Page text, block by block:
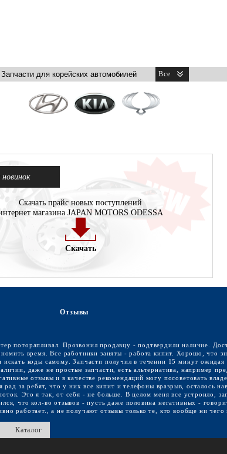
Скачать прайс новых поступлений
магазина JAPAN MOTORS ODESSA
Скачать
Отзывы
поторапливал. Прозвонил продавцу - подтвердили наличие.
время. Все работники заняты - работа кипит. Хорошо, что
коды самому. Запчасти получил в течении 15 минут ожидая
даже не простые запчасти, есть альтернатива, например
отзывы и в качестве рекомендаций могу посоветовать
рад за ребят, что у них все кипит и телефоны вразрыв, осталось
Это я так, от себя - не больше. В целом меня все устроило,
что кол-во отзывов - пусть даже половина негативных -
работает., а не получают отзывы только те, кто вообще ни чего
Каталог